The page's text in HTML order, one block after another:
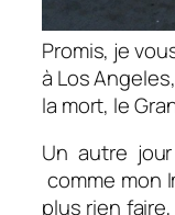
Promis, je
à Los
la mort, le
Un autre
comme mon
plus rien